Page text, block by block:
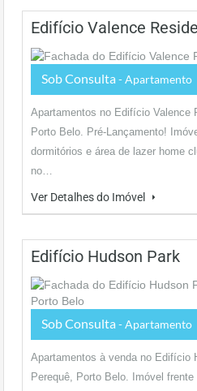
Edifício Valence
Sob Consulta - Apartamento
Apartamentos no Edifício Valence
Porto Belo. Pré-Lançamento!
dormitórios e área de lazer home
no…
Ver Detalhes do Imóvel
Edifício Hudson Park
Sob Consulta - Apartamento
Apartamentos à venda no Edifício
Perequê, Porto Belo. Imóvel